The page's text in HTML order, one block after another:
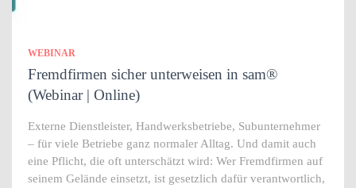
WEBINAR
Fremdfirmen sicher unterweisen in sam®
(Webinar | Online)
Externe Dienstleister, Handwerksbetriebe, Subunternehmer
– für viele Betriebe ganz normaler Alltag. Und damit auch
eine Pflicht, die oft unterschätzt wird: Wer Fremdfirmen auf
seinem Gelände einsetzt, ist gesetzlich dafür verantwortlich,